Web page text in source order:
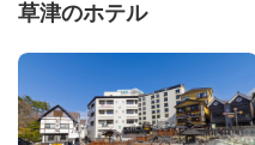
草津のホテル